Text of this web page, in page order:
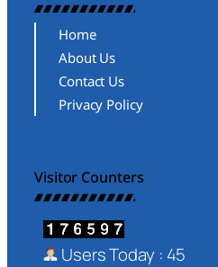
Home
About Us
Contact Us
Privacy Policy
Visitor Counters
Users Today : 45